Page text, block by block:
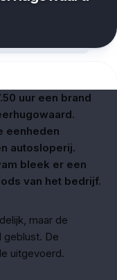
uur een brand
eenheden
autosloperij.
bleek er een
van het bedrijf.
maar de
geblust. De
uitgevoerd.